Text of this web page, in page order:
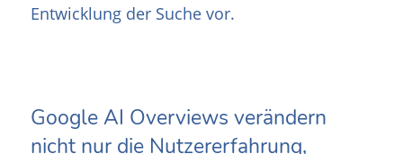
Entwicklung der Suche vor.
Google AI Overviews verändern
nicht nur die Nutzererfahrung,